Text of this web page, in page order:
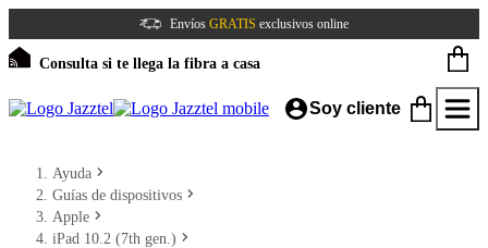
Envíos GRATIS exclusivos online
Consulta si te llega la fibra a casa
Soy cliente
Ayuda
Guías de dispositivos
Apple
iPad 10.2 (7th gen.)